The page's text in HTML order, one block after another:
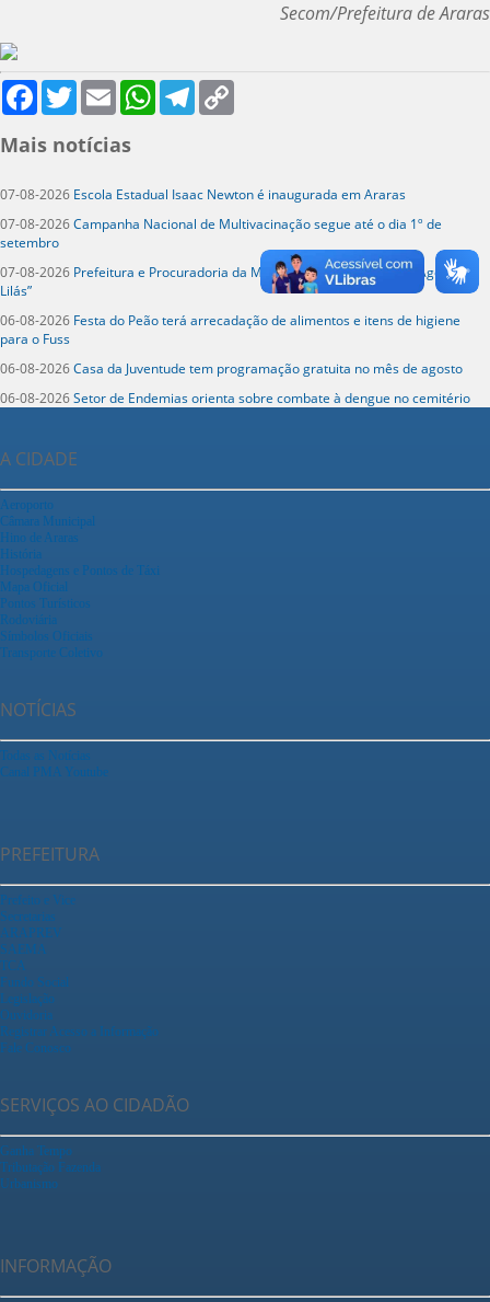
Secom/Prefeitura de Araras
FacebookTwitter Email WhatsAppTelegram
Mais notícias
07-08-2026 Escola Estadual Isaac Newton é inaugurada em Araras
07-08-2026Campanha Nacional de Multivacinação segue até o dia 1º de
setembro
07-08-2026 Prefeitura e Procuradoria da Mulher lançam campanha “Agosto
Lilás”
06-08-2026 Festa do Peão terá arrecadação de alimentos e itens de higiene
para o Fuss
06-08-2026Casa da Juventude tem programação gratuita no mês de agosto
06-08-2026Setor de Endemias orienta sobre combate à dengue no cemitério
A CIDADE
Aeroporto
Câmara Municipal
Hino de Araras
História
Hospedagens e Pontos de Táxi
Mapa Oficial
Pontos Turísticos
Rodoviária
Símbolos Oficiais
Transporte Coletivo
NOTÍCIAS
Todas as Notícias
Canal PMA Youtube
PREFEITURA
Prefeito e Vice
Secretarias
ARAPREV
SAEMA
TCA
Fundo Social
Legislação
Ouvidoria
Registrar Acesso a Informação
Fale Conosco
SERVIÇOS AO CIDADÃO
Ganha Tempo
Tributação Fazenda
Urbanismo
INFORMAÇÃO